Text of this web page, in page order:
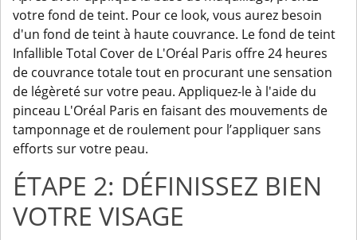
votre fond de teint. Pour ce look, vous aurez besoin
d'un fond de teint à haute couvrance. Le fond de teint
Infallible Total Cover de L'Oréal Paris offre 24 heures
de couvrance totale tout en procurant une sensation
de légèreté sur votre peau. Appliquez-le à l'aide du
pinceau L'Oréal Paris en faisant des mouvements de
tamponnage et de roulement pour l’appliquer sans
efforts sur votre peau.
ÉTAPE 2: DÉFINISSEZ BIEN
VOTRE VISAGE